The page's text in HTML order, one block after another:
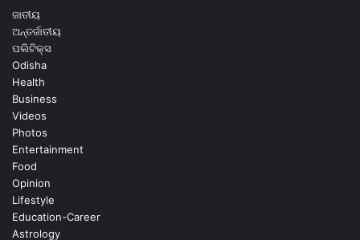
ଜାତୀୟ
ଅନ୍ତର୍ଜାତୀୟ
ପଲିଟିକ୍ସ
Odisha
Health
Business
Videos
Photos
Entertainment
Food
Opinion
Lifestyle
Education-Career
Astrology